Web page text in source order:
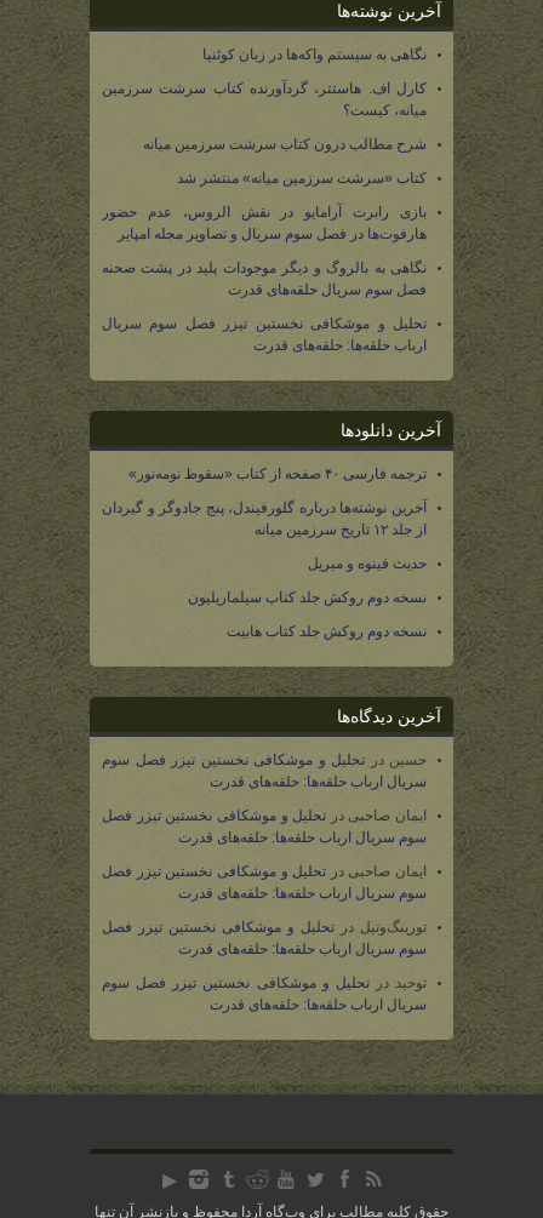
آخرین نوشته‌ها
نگاهی به سیستم واکه‌ها در زبان کوئنیا
کارل اف. هاستتر، گردآورنده کتاب سرشت سرزمین
میانه، کیست؟
شرح مطالب درون کتاب سرشت سرزمین میانه
کتاب «سرشت سرزمین میانه» منتشر شد
بازی رابرت آرامایو در نقش الروس، عدم حضور
هارفوت‌ها در فصل سوم سریال و تصاویر مجله امپایر
نگاهی به بالروگ و دیگر موجودات پلید در پشت صحنه
فصل سوم سریال حلقه‌های قدرت
تحلیل و موشکافی نخستین تیزر فصل سوم سریال
ارباب حلقه‌ها: حلقه‌های قدرت
آخرین دانلودها
ترجمه فارسی ۴۰ صفحه از کتاب «سقوط نومه‌نور»
آخرین نوشته‌ها درباره گلورفیندل، پنج جادوگر و گیردان
از جلد ۱۲ تاریخ سرزمین میانه
حدیث فینوه و میریل
نسخه دوم روکش جلد کتاب سیلماریلیون
نسخه دوم روکش جلد کتاب هابیت
آخرین دیدگاه‌ها
حسین در تحلیل و موشکافی نخستین تیزر فصل سوم
سریال ارباب حلقه‌ها: حلقه‌های قدرت
ایمان صاحبی در تحلیل و موشکافی نخستین تیزر فصل
سوم سریال ارباب حلقه‌ها: حلقه‌های قدرت
ایمان صاحبی در تحلیل و موشکافی نخستین تیزر فصل
سوم سریال ارباب حلقه‌ها: حلقه‌های قدرت
تورینگ‌وتیل در تحلیل و موشکافی نخستین تیزر فصل
سوم سریال ارباب حلقه‌ها: حلقه‌های قدرت
توحید درتحلیل و موشکافی نخستین تیزر فصل سوم
سریال ارباب حلقه‌ها: حلقه‌های قدرت
حقوق کلیه مطالب برای وب‌گاه آردا محفوظ و بازنشر آن تنها